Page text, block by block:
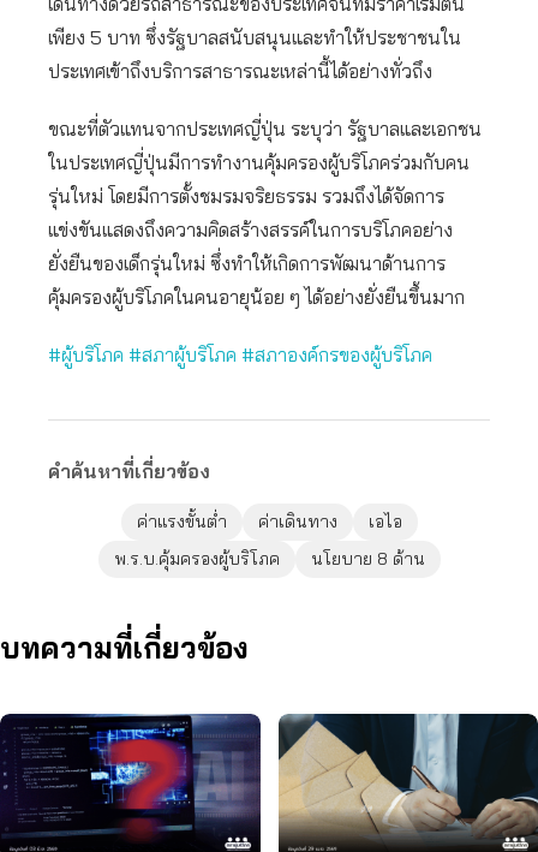
เพียง 5 บาท ซึ่งรัฐบาลสนับสนุนและทำให้ประชาชนใน
ประเทศเข้าถึงบริการสาธารณะเหล่านี้ได้อย่างทั่วถึง
ขณะที่ตัวแทนจากประเทศญี่ปุ่น ระบุว่า รัฐบาลและเอกชน
ในประเทศญี่ปุ่นมีการทำงานคุ้มครองผู้บริโภคร่วมกับคน
รุ่นใหม่ โดยมีการตั้งชมรมจริยธรรม รวมถึงได้จัดการ
แข่งขันแสดงถึงความคิดสร้างสรรค์ในการบริโภคอย่าง
ยั่งยืนของเด็กรุ่นใหม่ ซึ่งทำให้เกิดการพัฒนาด้านการ
คุ้มครองผู้บริโภคในคนอายุน้อย ๆ ได้อย่างยั่งยืนขึ้นมาก
#ผู้บริโภค #สภาผู้บริโภค #สภาองค์กรของผู้บริโภค
คำค้นหาที่เกี่ยวข้อง
ค่าแรงขั้นต่ำ ค่าเดินทาง
เอไอ
พ.ร.บ.คุ้มครองผู้บริโภค
นโยบาย 8 ด้าน
บทความที่เกี่ยวข้อง